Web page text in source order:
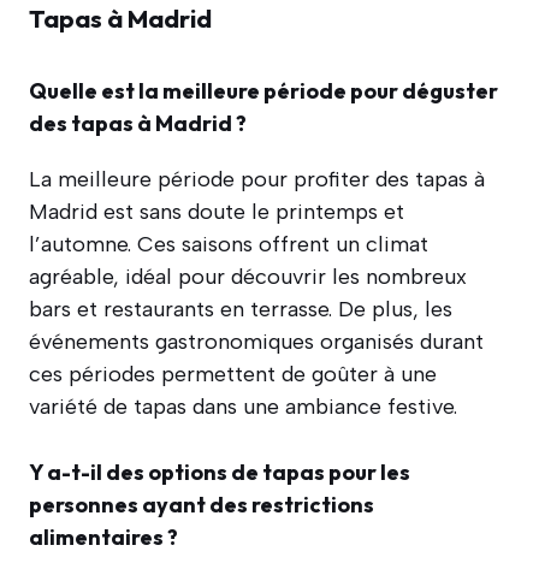
Tapas à Madrid
Quelle est la meilleure période pour déguster
des tapas à Madrid ?
La meilleure période pour profiter des tapas à
Madrid est sans doute le printemps et
l’automne. Ces saisons offrent un climat
agréable, idéal pour découvrir les nombreux
bars et restaurants en terrasse. De plus, les
événements gastronomiques organisés durant
ces périodes permettent de goûter à une
variété de tapas dans une ambiance festive.
Y a-t-il des options de tapas pour les
personnes ayant des restrictions
alimentaires ?